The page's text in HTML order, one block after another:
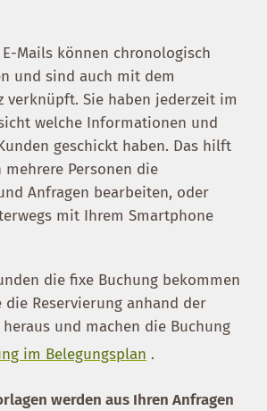
Mails können chronologisch
und sind auch mit dem
verknüpft. Sie haben jederzeit im
welche Informationen und
geschickt haben. Das hilft
mehrere Personen die
Anfragen bearbeiten, oder
mit Ihrem Smartphone
die fixe Buchung bekommen
die Reservierung anhand der
und machen die Buchung
im Belegungsplan .
werden aus Ihren Anfragen